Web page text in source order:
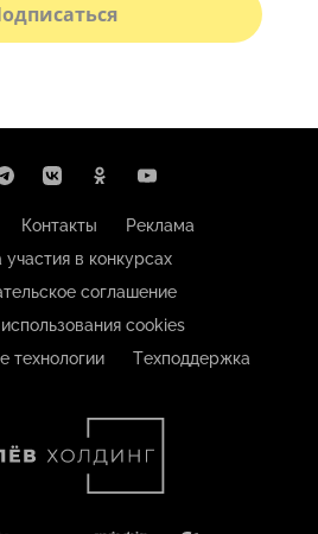
Контакты
Реклама
участия в конкурсах
соглашение
cookies
технологии
Техподдержка